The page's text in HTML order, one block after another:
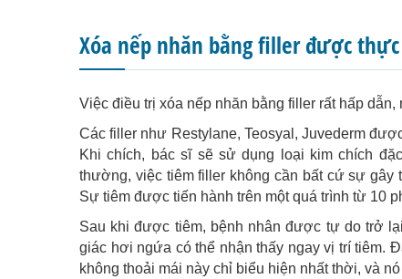
Xóa nếp nhăn bằng filler được
Việc điều trị xóa nếp nhăn bằng filler rất hấp
Các filler như Restylane, Teosyal, Juvederm
Khi chích, bác sĩ sẽ sử dụng loại kim chích
thường, việc tiêm filler không cần bất cứ sự gây
Sự tiêm được tiến hành trên một quá trình từ 10
Sau khi được tiêm, bệnh nhân được tự do trở
giác hơi ngứa có thể nhận thấy ngay vị trí tiêm.
không thoải mái này chỉ biểu hiện nhất thời, và